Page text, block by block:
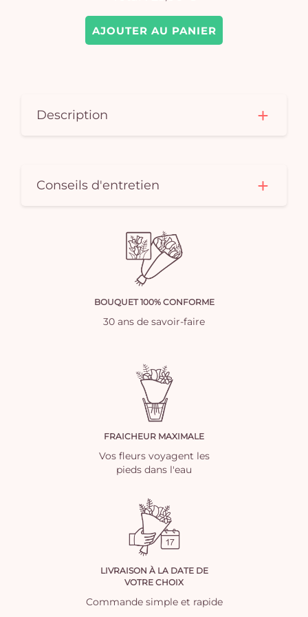
AJOUTER AU PANIER
Description
Conseils d'entretien
BOUQUET 100% CONFORME
30 ans de savoir-faire
FRAICHEUR MAXIMALE
Vos fleurs voyagent les
pieds dans l'eau
LIVRAISON À LA DATE DE
VOTRE CHOIX
Commande simple et rapide